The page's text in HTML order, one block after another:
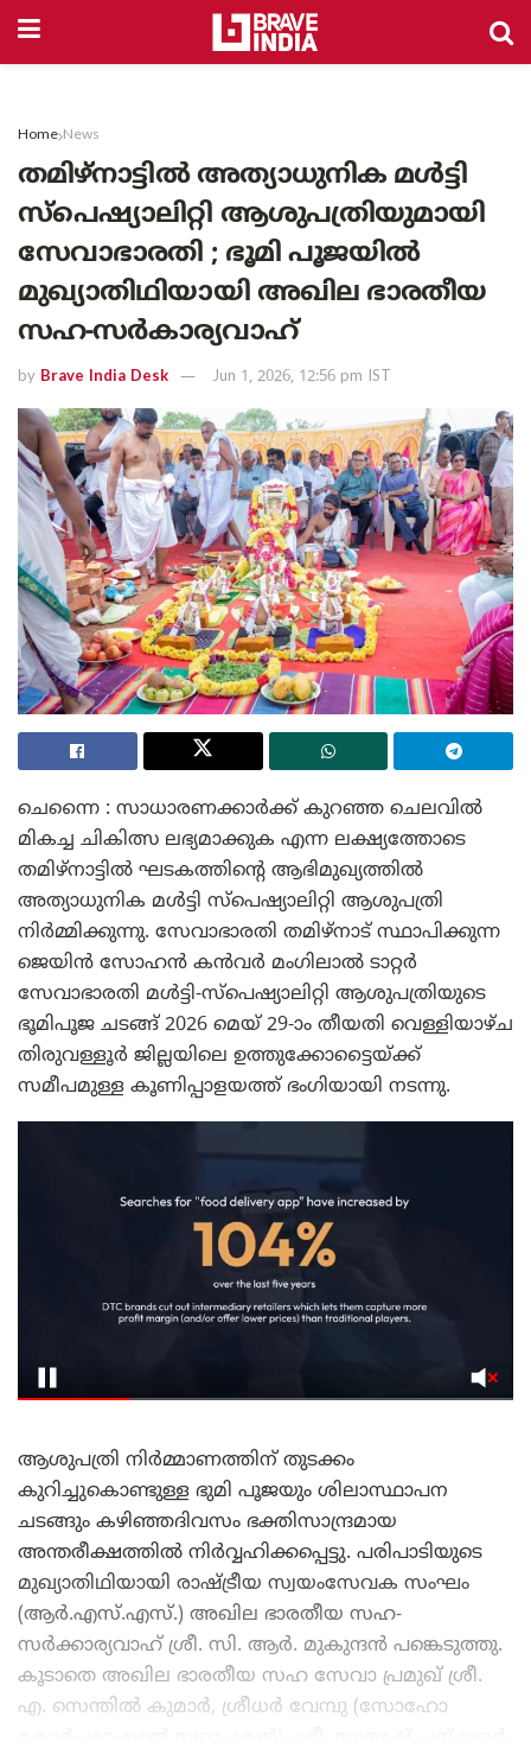
Home News
തമിഴ്നാട്ടിൽ അത്യാധുനിക മൾട്ടി
സ്പെഷ്യാലിറ്റി ആശുപത്രിയുമായി
സേവാഭാരതി ; ഭൂമി പൂജയിൽ
മുഖ്യാതിഥിയായി അഖില ഭാരതീയ
സഹ-സർകാര്യവാഹ്
by Brave India Desk Jun 1, 2026, 12:56 pm IST
​ചെന്നൈ : സാധാരണക്കാർക്ക് കുറഞ്ഞ ചെലവിൽ
മികച്ച ചികിത്സ ലഭ്യമാക്കുക എന്ന ലക്ഷ്യത്തോടെ
തമിഴ്‌നാട്ടിൽ ഘടകത്തിന്റെ ആഭിമുഖ്യത്തിൽ
അത്യാധുനിക മൾട്ടി സ്പെഷ്യാലിറ്റി ആശുപത്രി
നിർമ്മിക്കുന്നു. സേവാഭാരതി തമിഴ്നാട് സ്ഥാപിക്കുന്ന
ജെയിൻ സോഹൻ കൻവർ മംഗിലാൽ ടാറ്റർ
സേവാഭാരതി മൾട്ടി-സ്പെഷ്യാലിറ്റി ആശുപത്രിയുടെ
ഭൂമിപൂജ ചടങ്ങ് 2026 മെയ് 29-ാം തീയതി വെള്ളിയാഴ്ച
തിരുവള്ളൂർ ജില്ലയിലെ ഉത്തുക്കോട്ടൈയ്ക്ക്
സമീപമുള്ള കൂണിപ്പാളയത്ത് ഭംഗിയായി നടന്നു.
​ആശുപത്രി നിർമ്മാണത്തിന് തുടക്കം
കുറിച്ചുകൊണ്ടുള്ള ഭുമി പൂജയും ശിലാസ്ഥാപന
ചടങ്ങും കഴിഞ്ഞദിവസം ഭക്തിസാന്ദ്രമായ
അന്തരീക്ഷത്തിൽ നിർവ്വഹിക്കപ്പെട്ടു. പരിപാടിയുടെ
മുഖ്യാതിഥിയായി രാഷ്ട്രീയ സ്വയംസേവക സംഘം
(ആർ.എസ്.എസ്.) അഖില ഭാരതീയ സഹ-
സർക്കാര്യവാഹ് ശ്രീ. സി. ആർ. മുകുന്ദൻ പങ്കെടുത്തു.
കൂടാതെ അഖില ഭാരതീയ സഹ സേവാ പ്രമുഖ് ശ്രീ.
എ. സെന്തിൽ കുമാർ, ശ്രീധർ വേമ്പു (സോഹോ